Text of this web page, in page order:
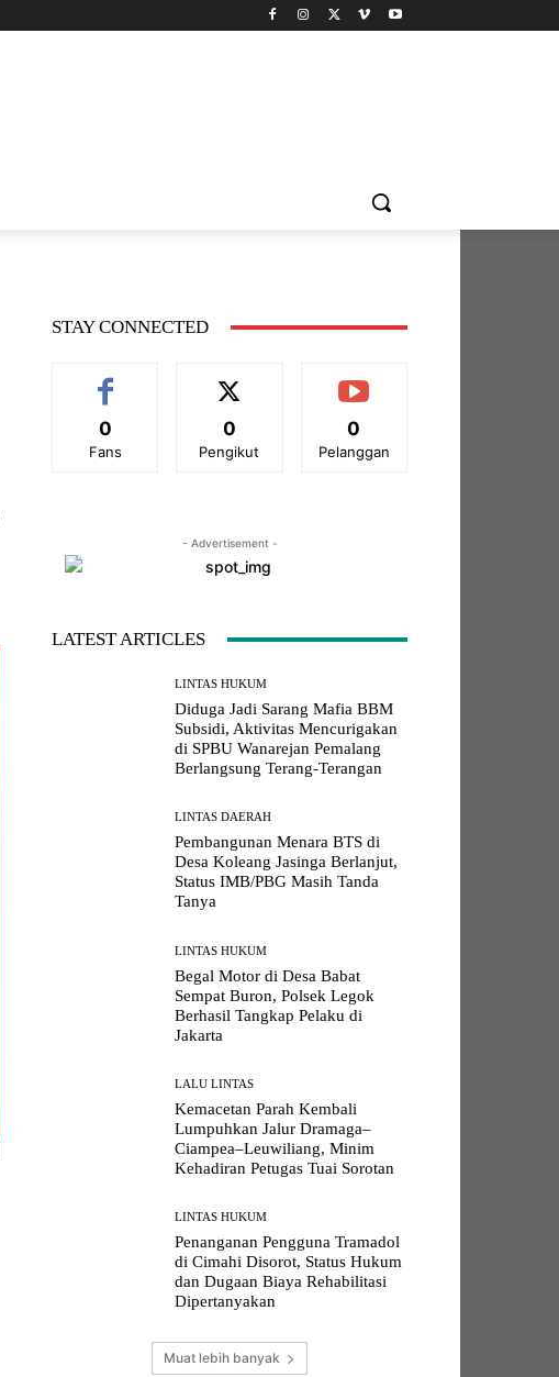
STAY CONNECTED
0
Fans
0
Pengikut
0
Pelanggan
- Advertisement -
LATEST ARTICLES
LINTAS HUKUM
Diduga Jadi Sarang Mafia BBM
Subsidi, Aktivitas Mencurigakan
di SPBU Wanarejan Pemalang
Berlangsung Terang-Terangan
LINTAS DAERAH
Pembangunan Menara BTS di
Desa Koleang Jasinga Berlanjut,
Status IMB/PBG Masih Tanda
Tanya
LINTAS HUKUM
Begal Motor di Desa Babat
Sempat Buron, Polsek Legok
Berhasil Tangkap Pelaku di
Jakarta
LALU LINTAS
Kemacetan Parah Kembali
Lumpuhkan Jalur Dramaga–
Ciampea–Leuwiliang, Minim
Kehadiran Petugas Tuai Sorotan
LINTAS HUKUM
Penanganan Pengguna Tramadol
di Cimahi Disorot, Status Hukum
dan Dugaan Biaya Rehabilitasi
Dipertanyakan
Muat lebih banyak